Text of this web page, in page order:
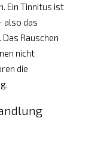
Ein Tinnitus ist
also das
Rauschen
nicht
die